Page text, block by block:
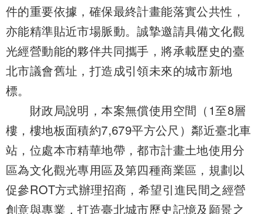
件的重要依據，確保最終計畫能落實公共性，
亦能精準貼近市場脈動。誠摯邀請具備文化觀
光經營動能的夥伴共同攜手，將承載歷史的臺
北市議會舊址，打造成引領未來的城市新地
標。
財政局說明，本案無償使用空間（1至8層
樓，樓地板面積約7,679平方公尺）鄰近臺北車
站，位處本市精華地帶，都市計畫土地使用分
區為文化觀光專用區及第四種商業區，規劃以
促參ROT方式辦理招商，希望引進民間之經營
創意與專業，打造臺北城市歷史記憶及願景之